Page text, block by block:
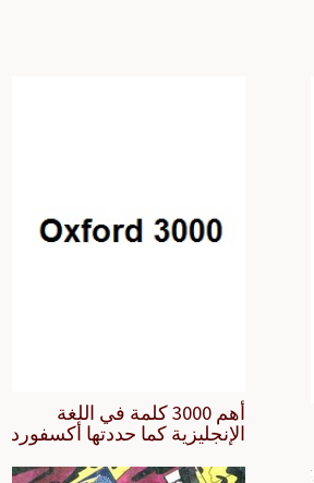
أهم 3000 كلمة في اللغة
الإنجليزية كما حددتها أكسفورد